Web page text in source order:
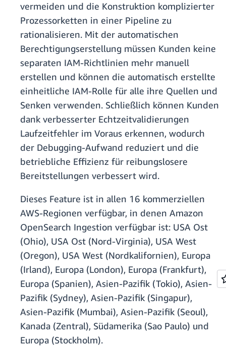
vermeiden und die Konstruktion komplizierter
Prozessorketten in einer Pipeline zu
rationalisieren. Mit der automatischen
Berechtigungserstellung müssen Kunden keine
separaten IAM-Richtlinien mehr manuell
erstellen und können die automatisch erstellte
einheitliche IAM-Rolle für alle ihre Quellen und
Senken verwenden. Schließlich können Kunden
dank verbesserter Echtzeitvalidierungen
Laufzeitfehler im Voraus erkennen, wodurch
der Debugging-Aufwand reduziert und die
betriebliche Effizienz für reibungslosere
Bereitstellungen verbessert wird.
Dieses Feature ist in allen 16 kommerziellen
AWS-Regionen verfügbar, in denen Amazon
OpenSearch Ingestion verfügbar ist: USA Ost
(Ohio), USA Ost (Nord-Virginia), USA West
(Oregon), USA West (Nordkalifornien), Europa
(Irland), Europa (London), Europa (Frankfurt),
Europa (Spanien), Asien-Pazifik (Tokio), Asien-
Pazifik (Sydney), Asien-Pazifik (Singapur),
Asien-Pazifik (Mumbai), Asien-Pazifik (Seoul),
Kanada (Zentral), Südamerika (Sao Paulo) und
Europa (Stockholm).